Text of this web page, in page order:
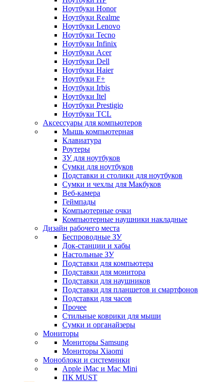
Ноутбуки Honor
Ноутбуки Realme
Ноутбуки Lenovo
Ноутбуки Tecno
Ноутбуки Infinix
Ноутбуки Acer
Ноутбуки Dell
Ноутбуки Haier
Ноутбуки F+
Ноутбуки Irbis
Ноутбуки Itel
Ноутбуки Prestigio
Ноутбуки TCL
Аксессуары для компьютеров
Мышь компьютерная
Клавиатура
Роутеры
ЗУ для ноутбуков
Сумки для ноутбуков
Подставки и столики для ноутбуков
Сумки и чехлы для Макбуков
Веб-камера
Геймпады
Компьютерные очки
Компьютерные наушники накладные
Дизайн рабочего места
Беспроводные ЗУ
Док-станции и хабы
Настольные ЗУ
Подставки для компьютера
Подставки для монитора
Подставки для наушников
Подставки для планшетов и смартфонов
Подставки для часов
Прочее
Стильные коврики для мыши
Сумки и органайзеры
Мониторы
Мониторы Samsung
Мониторы Xiaomi
Моноблоки и системники
Apple iMac и Mac Mini
ПК MUST